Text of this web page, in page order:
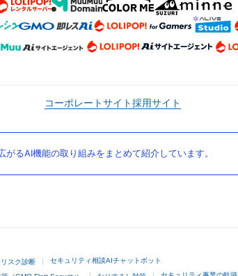
コーポレートサイト採用サイト
るAI機能の取り組みをまとめて紹介しています。
スク診断 セキュリティ相談AIチャットボット